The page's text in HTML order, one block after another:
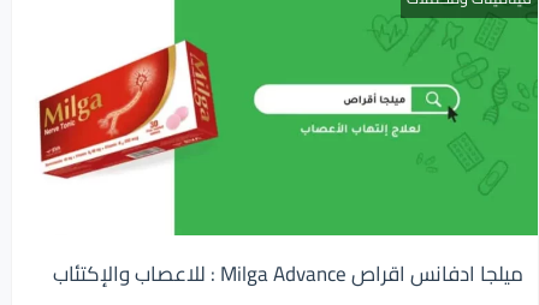
ميلجا ادفانس اقراص Milga Advance : للاعصاب والإكتئاب